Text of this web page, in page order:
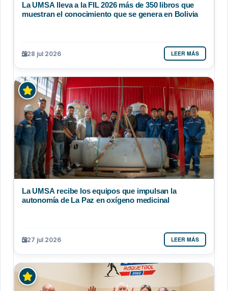
La UMSA lleva a la FIL 2026 más de 350 libros que
muestran el conocimiento que se genera en Bolivia
28 jul 2026 LEER MÁS
La UMSA recibe los equipos que impulsan la
autonomía de La Paz en oxígeno medicinal
27 jul 2026 LEER MÁS